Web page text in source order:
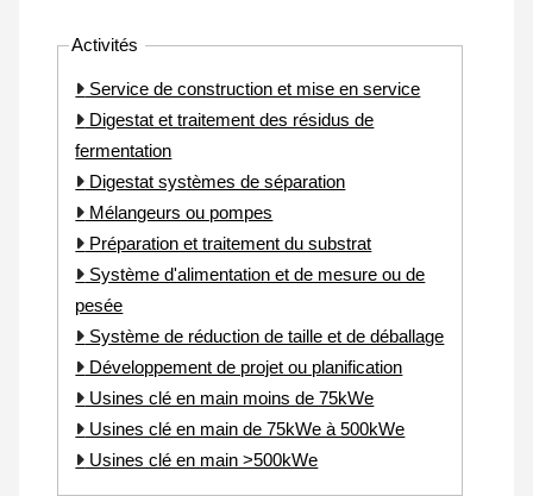
Activités
Service de construction et mise en service
Digestat et traitement des résidus de
fermentation
Digestat systèmes de séparation
Mélangeurs ou pompes
Préparation et traitement du substrat
Système d'alimentation et de mesure ou de
pesée
Système de réduction de taille et de déballage
Développement de projet ou planification
Usines clé en main moins de 75kWe
Usines clé en main de 75kWe à 500kWe
Usines clé en main >500kWe